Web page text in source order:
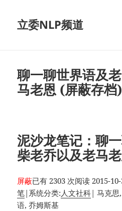
立委NLP频道
聊一聊世界语及
马老恩 (屏蔽存档)
泥沙龙笔记：聊
柴老乔以及老马
屏蔽已有 2303 次阅读 2015-
笔| 系统分类:人文社科| 马克思
语, 乔姆斯基